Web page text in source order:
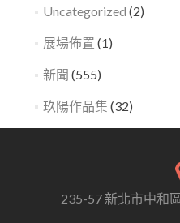
Uncategorized (2)
展場佈置 (1)
新聞 (555)
玖陽作品集 (32)
235-57 新北市中和